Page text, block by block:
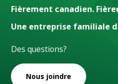
Fièrement canadien.
Une entreprise familiale
Des questions?
Nous joindre